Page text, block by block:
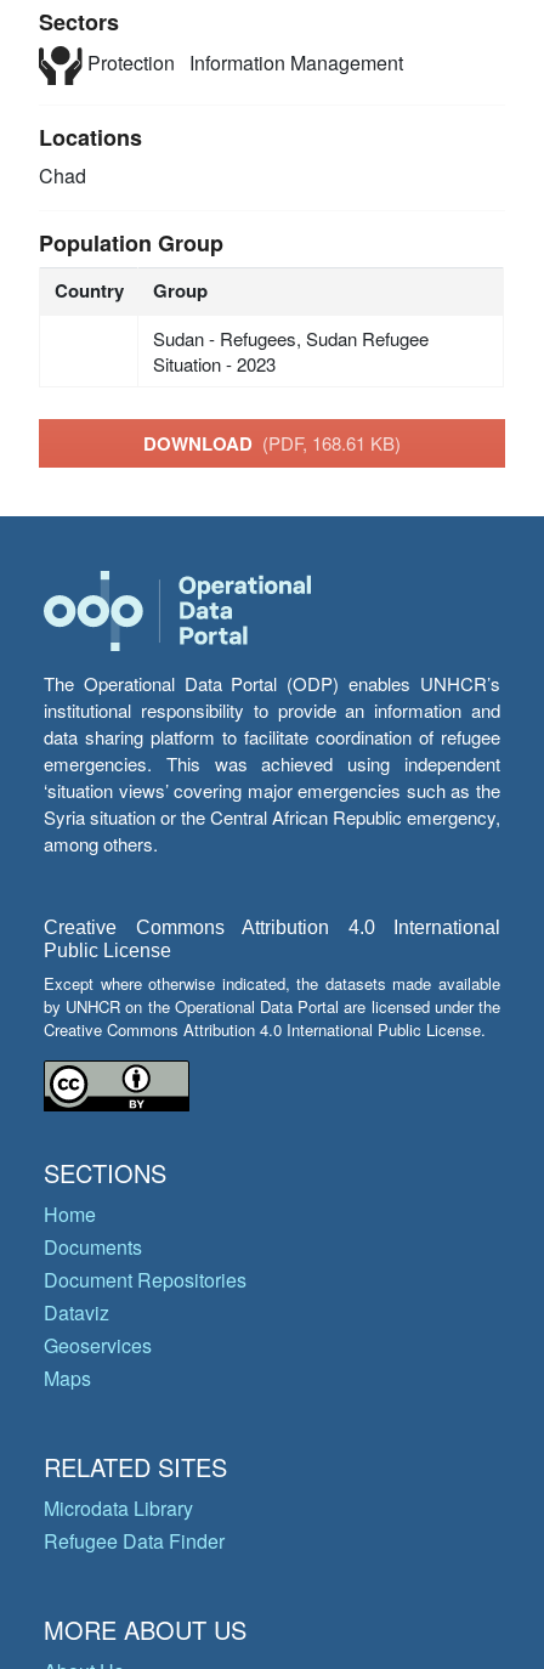
Sectors
Protection Information Management
Locations
Chad
Population Group
Country Group
Sudan - Refugees, Sudan Refugee
Situation - 2023
DOWNLOAD (PDF, 168.61 KB)
The Operational Data Portal (ODP) enables UNHCR’s
institutional responsibility to provide an information and
data sharing platform to facilitate coordination of refugee
emergencies. This was achieved using independent
‘situation views’ covering major emergencies such as the
Syria situation or the Central African Republic emergency,
among others.
Creative Commons Attribution 4.0 International
Public License
Except where otherwise indicated, the datasets made available
by UNHCR on the Operational Data Portal are licensed under the
Creative Commons Attribution 4.0 International Public License.
SECTIONS
Home
Documents
Document Repositories
Dataviz
Geoservices
Maps
RELATED SITES
Microdata Library
Refugee Data Finder
MORE ABOUT US